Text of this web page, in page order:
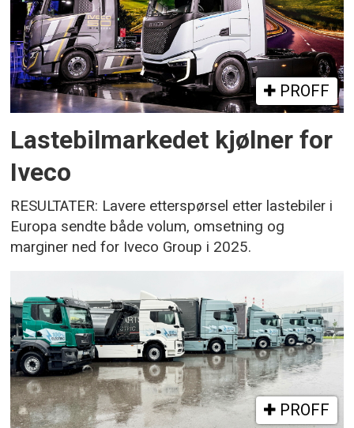
PROFF
Lastebilmarkedet kjølner for
Iveco
RESULTATER: Lavere etterspørsel etter lastebiler i
Europa sendte både volum, omsetning og
marginer ned for Iveco Group i 2025.
PROFF